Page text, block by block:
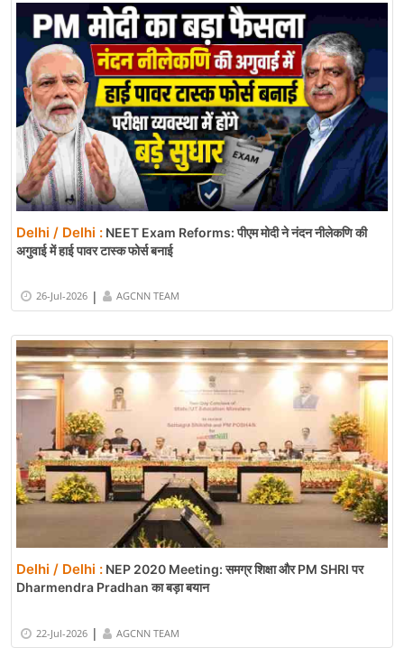
Delhi / Delhi : NEET Exam Reforms: पीएम मोदी ने नंदन नीलेकणि की
अगुवाई में हाई पावर टास्क फोर्स बनाई
26-Jul-2026 | AGCNN TEAM
Delhi / Delhi : NEP 2020 Meeting: समग्र शिक्षा और PM SHRI पर
Dharmendra Pradhan का बड़ा बयान
22-Jul-2026 | AGCNN TEAM